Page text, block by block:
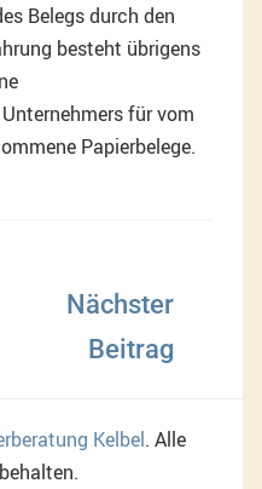
Belegs durch den
besteht übrigens
für vom
Papierbelege.
Kelbel. Alle